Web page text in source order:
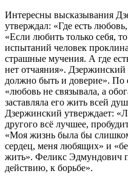
Интересны высказывания
утверждал: «Где есть
«Если любить только себя,
испытаний человек
страшные мучения. А где
нет отчаяния».
должно быть и доверие».
«любовь не связывала, а
заставляла его жить всей
Дзержинский утверждает:
другого всё лучшее,
«Моя жизнь была бы
сердец, меня любящих» и
жить». Феликс Эдмундович
действию, к борьбе».